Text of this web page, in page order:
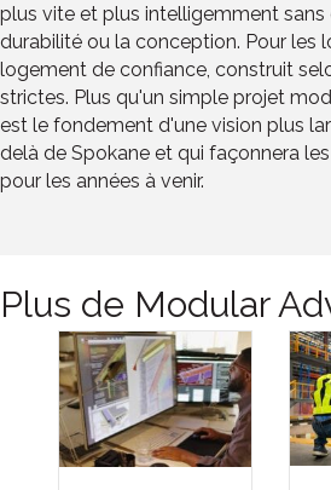
plus vite et plus intelligemment
durabilité ou la conception. Pour les
logement de confiance, construit
strictes. Plus qu'un simple projet
est le fondement d'une vision plus
delà de Spokane et qui façonnera
pour les années à venir.
Plus de Modular